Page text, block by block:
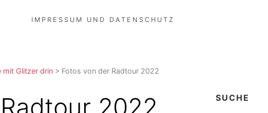
IMPRESSUM UND DATENSCHUTZ
mit Glitzer drin > Fotos von der Radtour 2022
SUCHE